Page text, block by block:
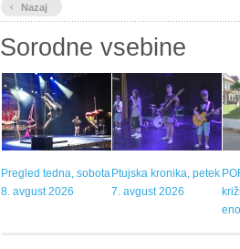
‹ Nazaj
Sorodne vsebine
Pregled tedna, sobota
8. avgust 2026
Ptujska kronika, petek
7. avgust 2026